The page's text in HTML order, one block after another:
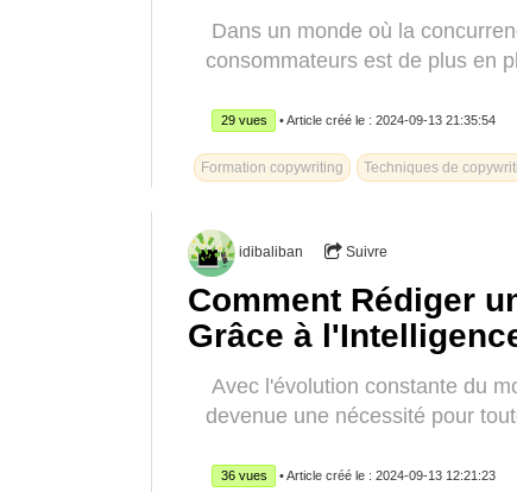
Dans un monde où la
consommateurs est de plus en
29 vues • Article créé le : 2024-09-13 21:35:54
Formation copywriting Techniques de
idibaliban Suivre
Comment Rédiger
Grâce à
Avec l'évolution constante du
devenue une nécessité pour
36 vues • Article créé le : 2024-09-13 12:21:23